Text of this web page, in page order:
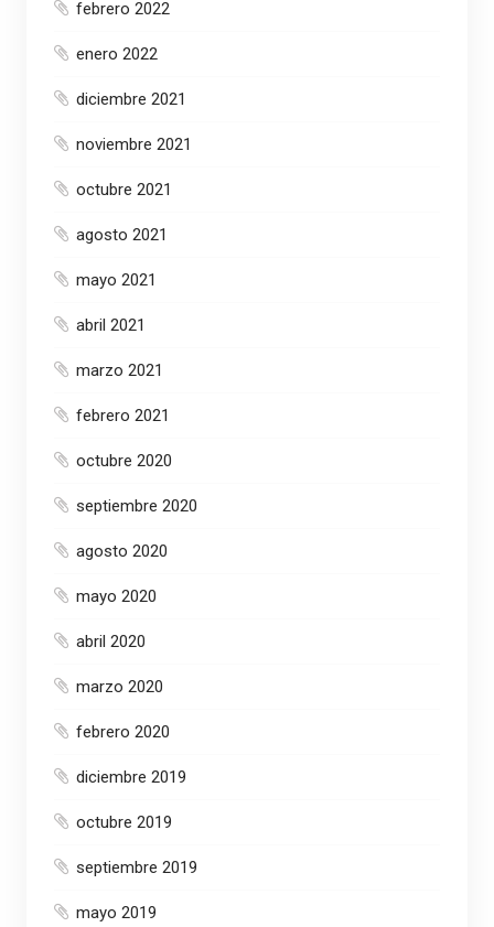
febrero 2022
enero 2022
diciembre 2021
noviembre 2021
octubre 2021
agosto 2021
mayo 2021
abril 2021
marzo 2021
febrero 2021
octubre 2020
septiembre 2020
agosto 2020
mayo 2020
abril 2020
marzo 2020
febrero 2020
diciembre 2019
octubre 2019
septiembre 2019
mayo 2019